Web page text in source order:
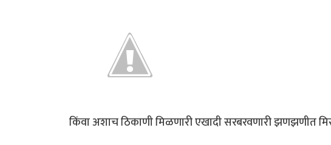
किंवा अशाच ठिकाणी मिळणारी एखादी सरबरवणारी झणझणीत